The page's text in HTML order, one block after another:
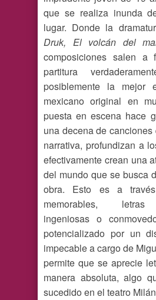
que se realiza inunda
lugar. Donde la
Druk, El volcán del
composiciones salen a
partitura
posiblemente la mejor
mexicano original en
puesta en escena hace
una decena de
narrativa, profundizan a
efectivamente crean una
del mundo que se busca
obra. Esto es a
memorables, letras
ingeniosas o
potencializado por un
impecable a cargo de
permite que se aprecie
manera absoluta, algo
sucedido en el teatro